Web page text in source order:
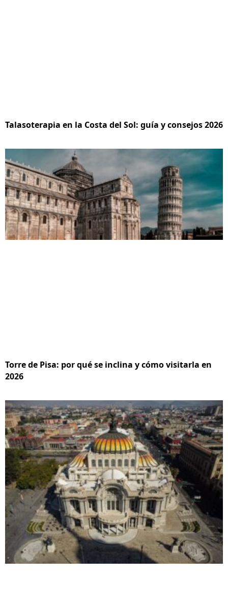
Talasoterapia en la Costa del Sol: guía y consejos 2026
Torre de Pisa: por qué se inclina y cómo visitarla en
2026